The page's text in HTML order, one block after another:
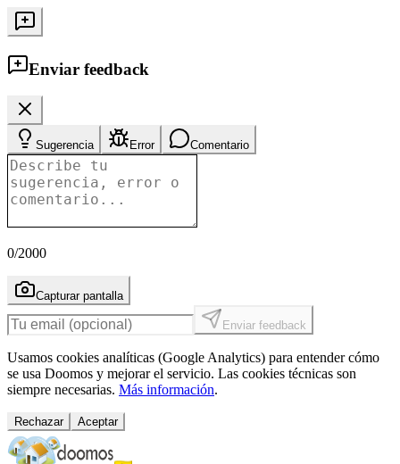
Enviar feedback
Sugerencia Error Comentario
0/2000
Capturar pantalla
Enviar feedback
Usamos cookies analíticas (Google Analytics) para entender cómo
se usa Doomos y mejorar el servicio. Las cookies técnicas son
siempre necesarias. Más información.
Rechazar Aceptar